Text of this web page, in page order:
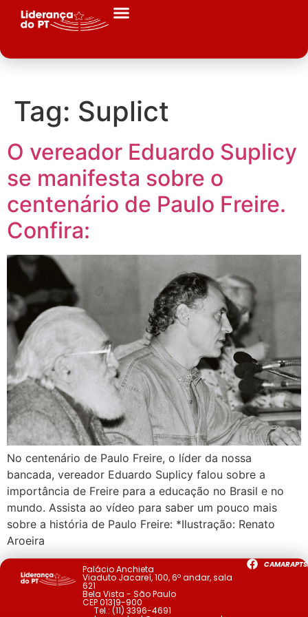
Tag: Suplict
O vereador Eduardo Suplicy
se manifesta sobre o
centenário de Paulo Freire.
Confira:
No centenário de Paulo Freire, o líder da nossa
bancada, vereador Eduardo Suplicy falou sobre a
importância de Freire para a educação no Brasil e no
mundo. Assista ao vídeo para saber um pouco mais
sobre a história de Paulo Freire: *Ilustração: Renato
Aroeira
Palácio Anchieta
Viaduto Jacareí, 100, 6º andar, sala
621
Bela Vista - São Paulo
CEP 01319-900
Tel.: (11) 3396-4691